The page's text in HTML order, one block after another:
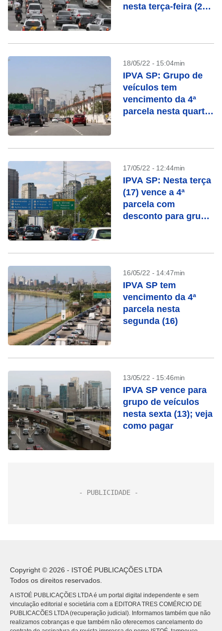
nesta terça-feira (24)
18/05/22 - 15:04min
IPVA SP: Grupo de
veículos tem
vencimento da 4ª
parcela nesta quarta
17/05/22 - 12:44min
IPVA SP: Nesta terça
(17) vence a 4ª
parcela com
desconto para grupo
16/05/22 - 14:47min
IPVA SP tem
vencimento da 4ª
parcela nesta
segunda (16)
13/05/22 - 15:46min
IPVA SP vence para
grupo de veículos
nesta sexta (13); veja
como pagar
Copyright © 2026 - ISTOÉ PUBLICAÇÕES LTDA
Todos os direitos reservados.
A ISTOÉ PUBLICAÇÕES LTDA é um portal digital independente e sem
vinculação editorial e societária com a EDITORA TRES COMÉRCIO DE
PUBLICACÕES LTDA (recuperação judicial). Informamos também que não
realizamos cobranças e que também não oferecemos cancelamento do